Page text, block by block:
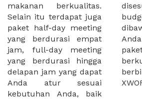
makanan berkualitas.
Selain itu terdapat juga
paket half-day meeting
yang berdurasi empat
jam, full-day meeting
yang berdurasi hingga
delapan jam yang dapat
Anda atur sesuai
kebutuhan Anda, baik
disesuaikan dengan
budget Anda, mulai
dibawah 100 ribuan saja
Anda dapat menikmati
paket meeting yang
berkualitas di hotel
berbintang melalui